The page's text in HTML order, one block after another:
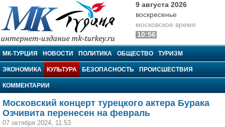
МК-Турция
9 августа 2026
воскресенье
московское время
10:56
МК-ТУРЦИЯ НОВОСТИ ПОЛИТИКА ОБЩЕСТВО ТУРИЗМ
ЭКОНОМИКА КУЛЬТУРА БЕЗОПАСНОСТЬ ПРОИСШЕСТВИЯ
КОММЕНТАРИИ
Московский концерт турецкого актера Бурака
Озчивита перенесен на февраль
07 октября 2024, 11:53